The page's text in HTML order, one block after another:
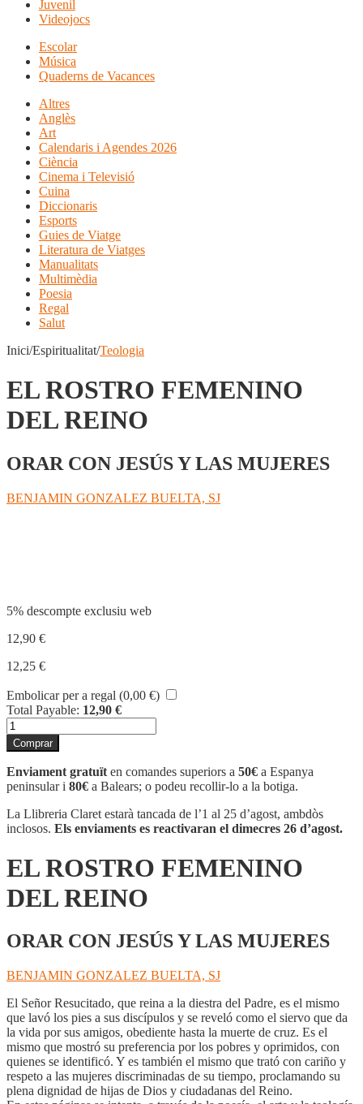
Juvenil
Videojocs
Escolar
Música
Quaderns de Vacances
Altres
Anglès
Art
Calendaris i Agendes 2026
Ciència
Cinema i Televisió
Cuina
Diccionaris
Esports
Guies de Viatge
Literatura de Viatges
Manualitats
Multimèdia
Poesia
Regal
Salut
Inici/Espiritualitat/Teologia
EL ROSTRO FEMENINO
DEL REINO
ORAR CON JESÚS Y LAS MUJERES
BENJAMIN GONZALEZ BUELTA, SJ
5% descompte exclusiu web
12,90 €
12,25 €
Embolicar per a regal (0,00 €)
Total Payable: 12,90 €
quantitat
de
EL
ROSTRO
FEMENINO
DEL
REINO
Comprar
Enviament gratuït en comandes superiors a 50€ a Espanya
peninsular i 80€ a Balears; o podeu recollir-lo a la botiga.
La Llibreria Claret estarà tancada de l’1 al 25 d’agost, ambdòs
inclosos. Els enviaments es reactivaran el dimecres 26 d’agost.
EL ROSTRO FEMENINO
DEL REINO
ORAR CON JESÚS Y LAS MUJERES
BENJAMIN GONZALEZ BUELTA, SJ
El Señor Resucitado, que reina a la diestra del Padre, es el mismo
que lavó los pies a sus discípulos y se reveló como el siervo que da
la vida por sus amigos, obediente hasta la muerte de cruz. Es el
mismo que mostró su preferencia por los pobres y oprimidos, con
quienes se identificó. Y es también el mismo que trató con cariño y
respeto a las mujeres discriminadas de su tiempo, proclamando su
plena dignidad de hijas de Dios y ciudadanas del Reino.